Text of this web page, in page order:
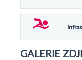
GALERIE